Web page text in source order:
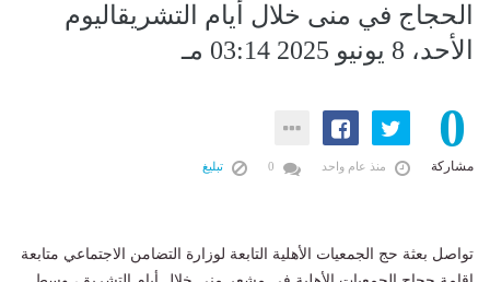
الحجاج في منى خلال أيام التشريقاليوم
الأحد، 8 يونيو 2025 03:14 مـ
0
مشاركة منذ عام واحد تبليغ
تواصل بعثة حج الجمعيات الأهلية التابعة لوزارة التضامن الاجتماعي متابعة